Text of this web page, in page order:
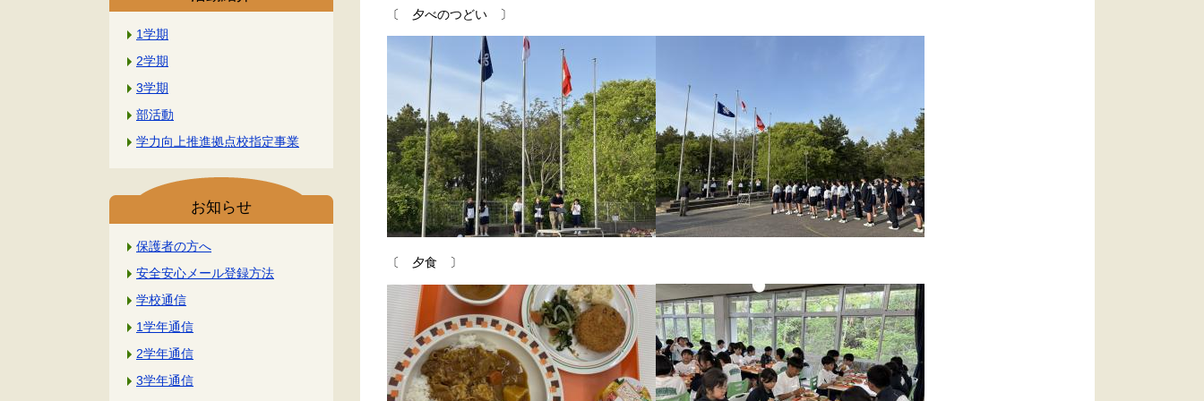
1学期
2学期
3学期
部活動
学力向上推進拠点校指定事業
お知らせ
保護者の方へ
安全安心メール登録方法
学校通信
1学年通信
2学年通信
3学年通信
〔 夕べのつどい 〕
〔 夕食 〕